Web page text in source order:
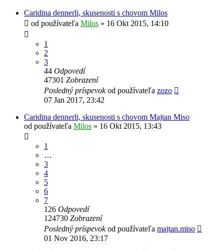
Caridina dennerli, skusenosti s chovom Milos
od používateľa Milos » 16 Okt 2015, 14:10
1
2
3
44 Odpovedí
47301 Zobrazení
Posledný príspevokod používateľa zozo
07 Jan 2017, 23:42
Caridina dennerli, skusenosti s chovom Majtan Miso
od používateľa Milos » 16 Okt 2015, 13:43
1
…
3
4
5
6
7
126 Odpovedí
124730 Zobrazení
Posledný príspevokod používateľa majtan.miso
01 Nov 2016, 23:17